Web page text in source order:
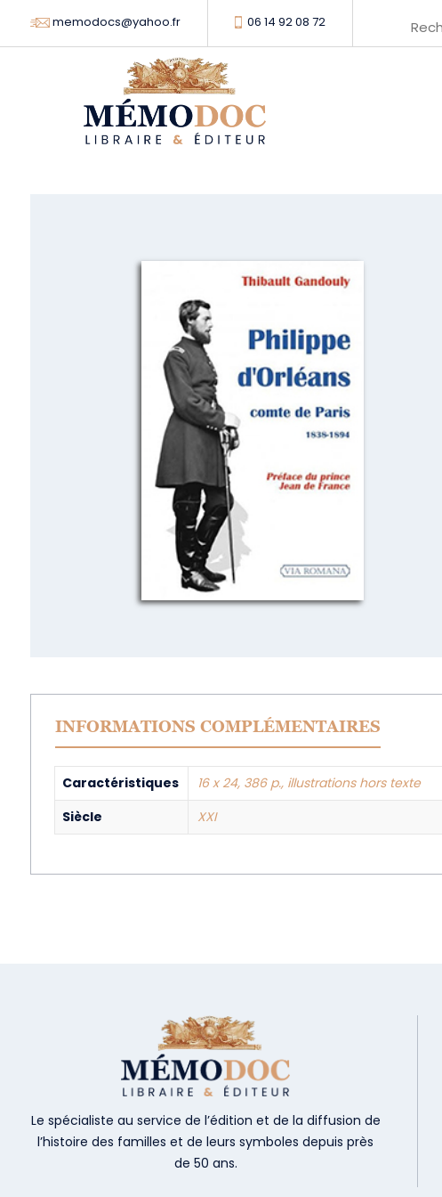
memodocs@yahoo.fr 06 14 92 08 72
INFORMATIONS COMPLÉMENTAIRES
Caractéristiques
16 x 24, 386 p., illustrations hors texte
Siècle
XXI
Le spécialiste au service de l’édition et de la diffusion de
l’histoire des familles et de leurs symboles depuis près
de 50 ans.